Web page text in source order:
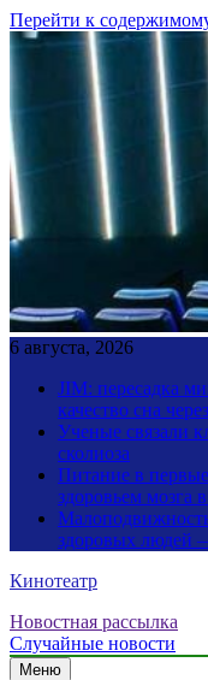
Перейти к
6 августа, 2026
JIM: пересадка
качество сна
Ученые связали
сколиоза
Питание в
здоровьем мозга
здоровых людей
Кинотеатр
Новостная рассылка
Случайные новости
Меню